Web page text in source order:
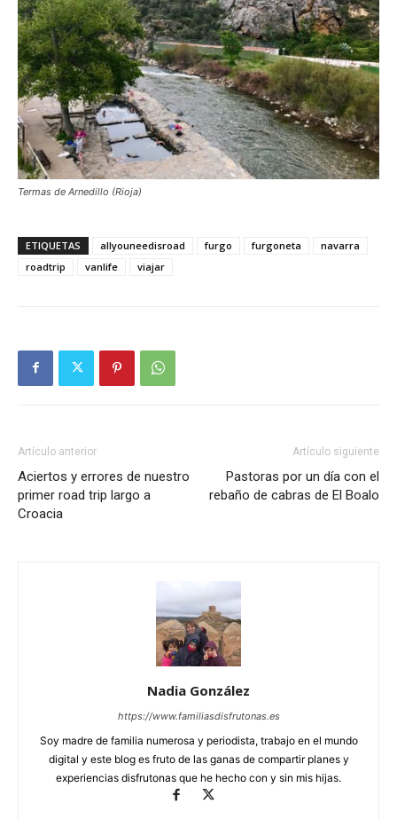
Termas de Arnedillo (Rioja)
ETIQUETAS allyouneedisroad furgo furgoneta
navarra
roadtrip
vanlife viajar
Artículo anterior
Aciertos y errores de nuestro
primer road trip largo a
Croacia
Artículo siguiente
Pastoras por un día con el
rebaño de cabras de El Boalo
Nadia González
https://www.familiasdisfrutonas.es
Soy madre de familia numerosa y periodista, trabajo en el mundo
digital y este blog es fruto de las ganas de compartir planes y
experiencias disfrutonas que he hecho con y sin mis hijas.